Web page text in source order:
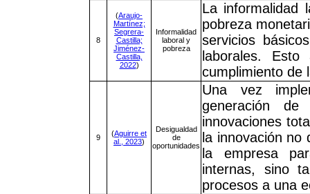
8
(Araujo-
Martínez;
Segrera-
Castilla;
Jiménez-
Castilla,
2022)
Informalidad
laboral y
pobreza
La informalidad
pobreza
servicios
laborales.
cumplimiento de
9 (Aguirre et
al., 2023)
Desigualdad
de
oportunidades
Una vez
generación
innovaciones
la innovación no
la empresa
internas, sino
procesos a una